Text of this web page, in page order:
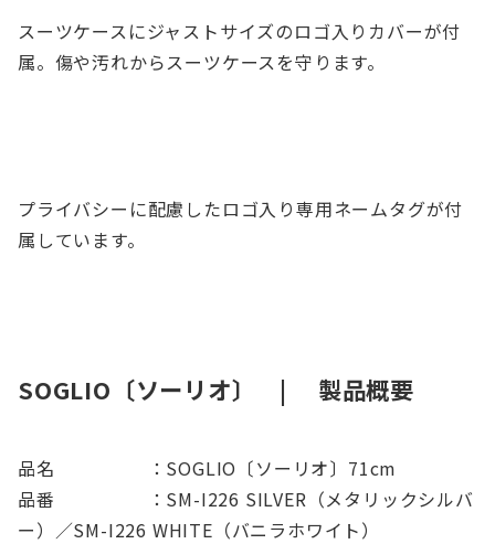
スーツケースにジャストサイズのロゴ入りカバーが付
属。傷や汚れからスーツケースを守ります。
プライバシーに配慮したロゴ入り専用ネームタグが付
属しています。
SOGLIO〔ソーリオ〕 | 製品概要
品名 ：SOGLIO〔ソーリオ〕71cm
品番 ：SM-I226 SILVER（メタリックシルバ
ー）／SM-I226 WHITE（バニラホワイト）